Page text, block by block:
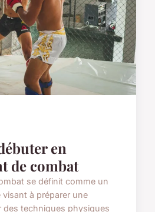
en
de combat
se définit comme un
à préparer une
des techniques physiques